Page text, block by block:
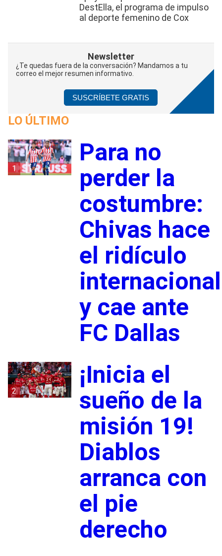
DestElla, el programa de impulso
al deporte femenino de Cox
Newsletter
¿Te quedas fuera de la conversación? Mandamos a tu
correo el mejor resumen informativo.
SUSCRÍBETE GRATIS
LO ÚLTIMO
1
Para no
perder la
costumbre:
Chivas hace
el ridículo
internacional
y cae ante
FC Dallas
2
¡Inicia el
sueño de la
misión 19!
Diablos
arranca con
el pie
derecho